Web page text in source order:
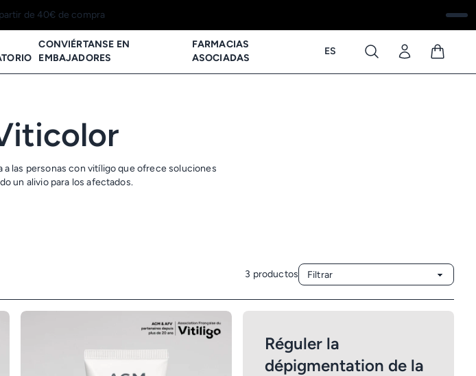
CONVIÉRTANSE EN
EMBAJADORES
FARMACIAS
ASOCIADAS
ES
a las personas con vitíligo que ofrece soluciones
un alivio para los afectados.
3 productos
Réguler la
dépigmentation de la